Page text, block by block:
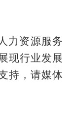
力资源服务
现行业发展
持，请媒体